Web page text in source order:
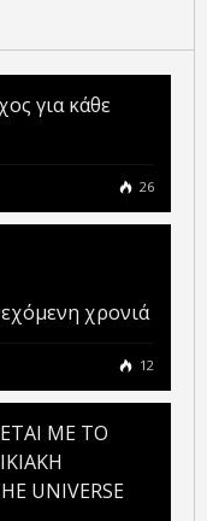
για κάθε
26
χρονιά
12
ΜΕ ΤΟ
UNIVERSE